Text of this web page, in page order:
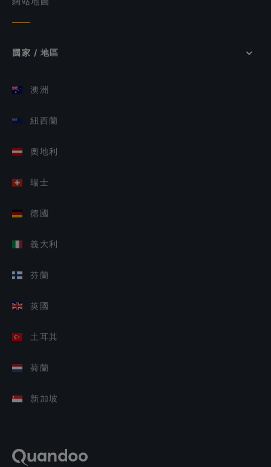
國家 / 地區
澳洲
紐西蘭
奧地利
瑞士
德國
義大利
芬蘭
英國
土耳其
荷蘭
新加坡